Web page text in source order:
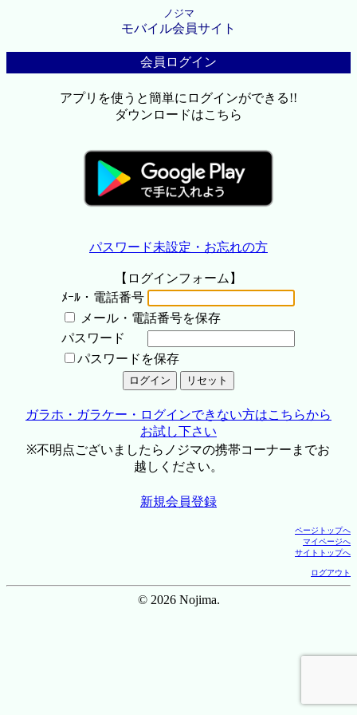
ノジマ
モバイル会員サイト
会員ログイン
アプリを使うと簡単にログインができる!!
ダウンロードはこちら
パスワード未設定・お忘れの方
【ログインフォーム】
ﾒｰﾙ・電話番号
メール・電話番号を保存
パスワード
パスワードを保存
ガラホ・ガラケー・ログインできない方はこちらから
お試し下さい
※不明点ございましたらノジマの携帯コーナーまでお
越しください。
新規会員登録
ページトップへ
マイページへ
サイトトップへ
ログアウト
© 2026 Nojima.